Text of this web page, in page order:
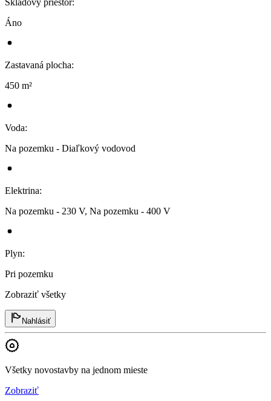
Skladový priestor:
Áno
Zastavaná plocha:
450 m²
Voda:
Na pozemku - Diaľkový vodovod
Elektrina:
Na pozemku - 230 V, Na pozemku - 400 V
Plyn:
Pri pozemku
Zobraziť všetky
Nahlásiť
Všetky novostavby na jednom mieste
Zobraziť